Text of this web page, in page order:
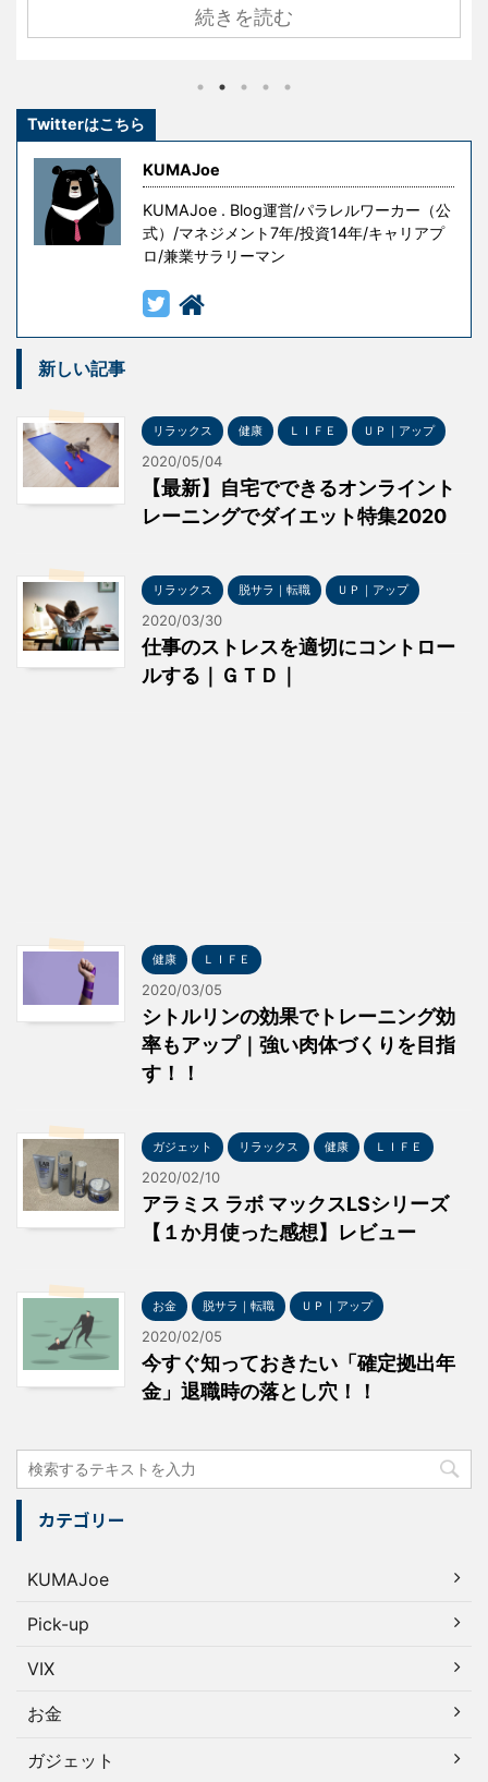
ている創業者たちも、ずっと順風満帆な人生を送って
ただし授業料が高すぎる 』というものです。 失敗はコ
意味がありますが、無意味な ...
続きを読む
Twitterはこちら
KUMAJoe
KUMAJoe . Blog運営/パラレルワーカー（公
式）/マネジメント7年/投資14年/キャリアプ
ロ/兼業サラリーマン
新しい記事
リラックス 健康 ＬＩＦＥ ＵＰ｜アップ
2020/05/04
【最新】自宅でできるオンライント
レーニングでダイエット特集2020
リラックス 脱サラ｜転職 ＵＰ｜アップ
2020/03/30
仕事のストレスを適切にコントロー
ルする｜ＧＴＤ｜
健康 ＬＩＦＥ
2020/03/05
シトルリンの効果でトレーニング効
率もアップ｜強い肉体づくりを目指
す！！
ガジェット リラックス 健康 ＬＩＦＥ
2020/02/10
アラミス ラボ マックスLSシリーズ
【１か月使った感想】レビュー
お金 脱サラ｜転職 ＵＰ｜アップ
2020/02/05
今すぐ知っておきたい「確定拠出年
金」退職時の落とし穴！！
カテゴリー
KUMAJoe
Pick-up
VIX
お金
ガジェット